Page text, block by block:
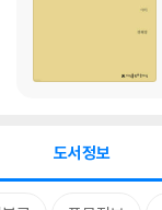
도서정보